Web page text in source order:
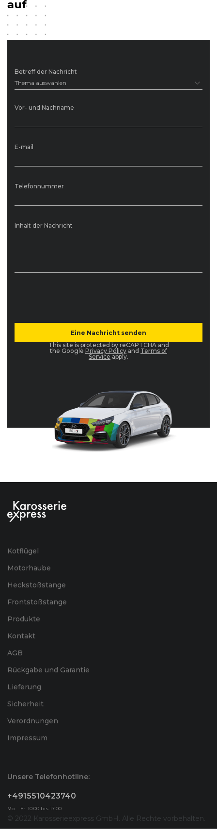
Betreff der Nachricht
Thema auswählen
Vor- und Nachname
E-mail
Telefonnummer
Inhalt der Nachricht
This site is protected by reCAPTCHA and
the Google Privacy Policy and Terms of
Service apply.
auf
Kotflügel
Motorhaube
Heckstoßstange
Frontstoßstange
Produkte
Kontakt
AGB
Rückgabe und Garantie
Lieferung
Sicherheit
Verordnungen
Impressum
Unsere Telefonhotline:
+4915510423740
Mo. - Fr. 10:00 bis 17:00
© 2022 Karosserieexpress GmbH. Alle Rechte vorbehalten.